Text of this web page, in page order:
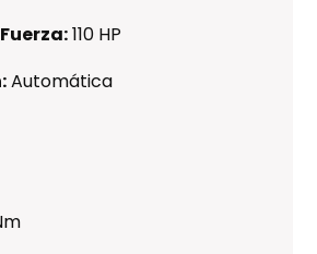
110 HP
Automática